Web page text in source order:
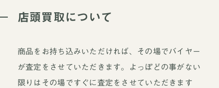
店頭買取について
商品をお持ち込みいただければ、その場でバイヤー
が査定をさせていただきます。よっぽどの事がない
限りはその場ですぐに査定をさせていただきます